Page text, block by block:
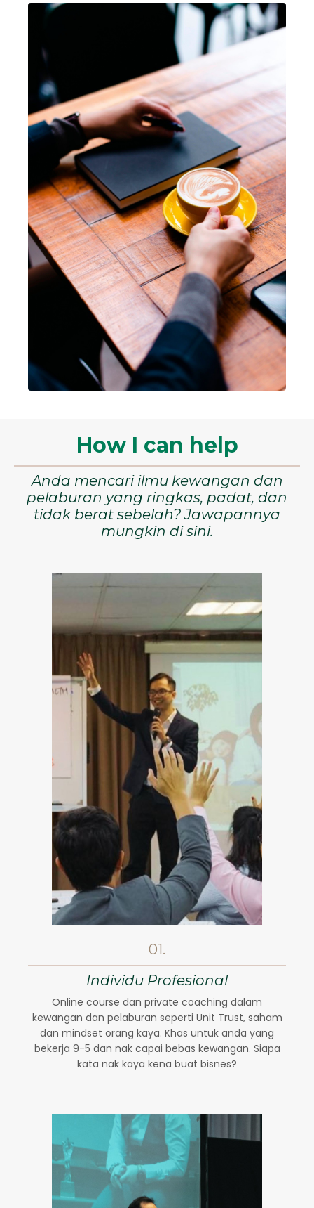
How I can help
Anda mencari ilmu kewangan dan
pelaburan yang ringkas, padat, dan
tidak berat sebelah? Jawapannya
mungkin di sini.
01.
Individu Profesional
Online course dan private coaching dalam
kewangan dan pelaburan seperti Unit Trust, saham
dan mindset orang kaya. Khas untuk anda yang
bekerja 9-5 dan nak capai bebas kewangan. Siapa
kata nak kaya kena buat bisnes?